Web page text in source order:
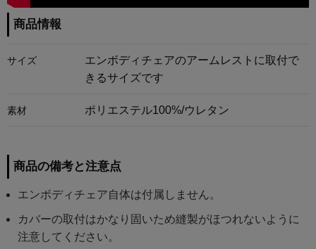
商品情報
サイズ
エンボディチェアのアームレストに取付で
きるサイズです
素材 ポリエステル100%/ウレタン
商品の備考と注意点
エンボディチェア自体は付属しません。
カバーの取付はかなり固いため縫製がほつれないように
注意してください。